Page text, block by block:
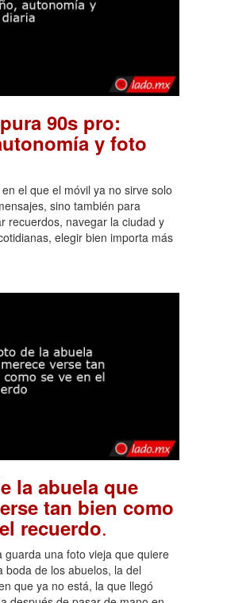
90s pro:
y foto
el que el móvil ya no sirve solo
sino también para
recuerdos, navegar la ciudad y
elegir bien importa más
la abuela que
tan bien como
recuerdo.
guarda una foto vieja que quiere
boda de los abuelos, la del
que ya no está, la que llegó